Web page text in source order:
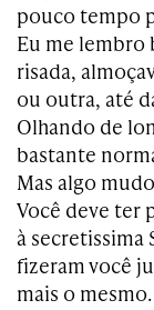
pouco tempo
Eu me lembro
risada,
ou outra, até
Olhando de
bastante
Mas algo
Você deve ter
à secretissima
fizeram você
mais o mesmo.